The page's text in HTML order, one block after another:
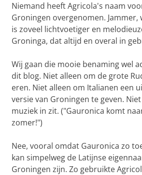
Niemand heeft Agricola's naam
Groningen overgenomen. Jammer,
is zoveel lichtvoetiger en
Groninga, dat altijd en overal in
Wij gaan die mooie benaming wel
dit blog. Niet alleen om de grote
eren. Niet alleen om Italianen een
versie van Groningen te geven.
muziek in zit. ("Gauronica komt
zomer!")
Nee, vooral omdat Gauronica zo
kan simpelweg de Latijnse
Groningen zijn. Zo gebruikte